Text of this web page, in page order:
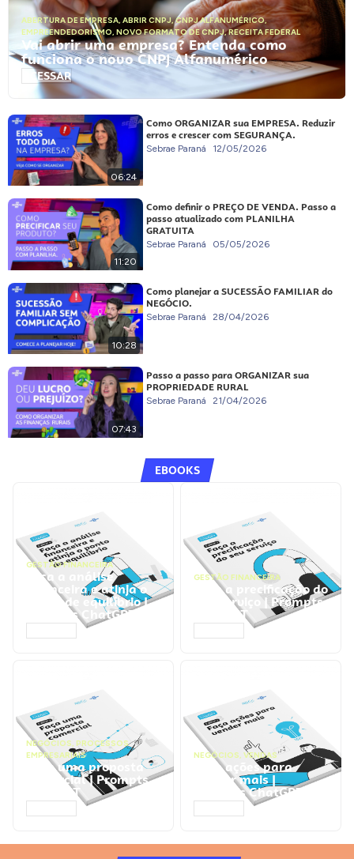
ABERTURA DE EMPRESA, ABRIR CNPJ,CNPJ ALFANUMÉRICO,
EMPREENDEDORISMO, NOVO FORMATO DE CNPJ,RECEITA FEDERAL
Vai abrir uma empresa? Entenda como
funciona o novo CNPJ Alfanumérico
ACESSAR
06:24
Como ORGANIZAR sua EMPRESA. Reduzir
erros e crescer com SEGURANÇA.
Sebrae Paraná 12/05/2026
11:20
Como definir o PREÇO DE VENDA. Passo a
passo atualizado com PLANILHA
GRATUITA
Sebrae Paraná 05/05/2026
10:28
Como planejar a SUCESSÃO FAMILIAR do
NEGÓCIO.
Sebrae Paraná 28/04/2026
07:43
Passo a passo para ORGANIZAR sua
PROPRIEDADE RURAL
Sebrae Paraná 21/04/2026
EBOOKS
GESTÃO FINANCEIRA
Faça a análise
financeira e atinja o
ponto de equilíbrio |
Prompts ChatGPT
GESTÃO FINANCEIRA
Faça a precificação do
seu serviço | Prompts
ChatGPT
NEGÓCIOS, PROCESSOS
EMPRESARIAIS
Faça uma proposta
comercial | Prompts
ChatGPT
NEGÓCIOS, VENDAS
Faça ações para
vender mais |
Prompts ChatGPT